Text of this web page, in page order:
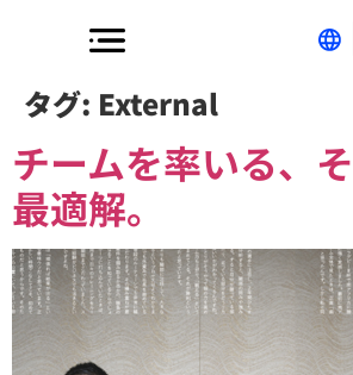
タグ: External
チームを率いる、
最適解。